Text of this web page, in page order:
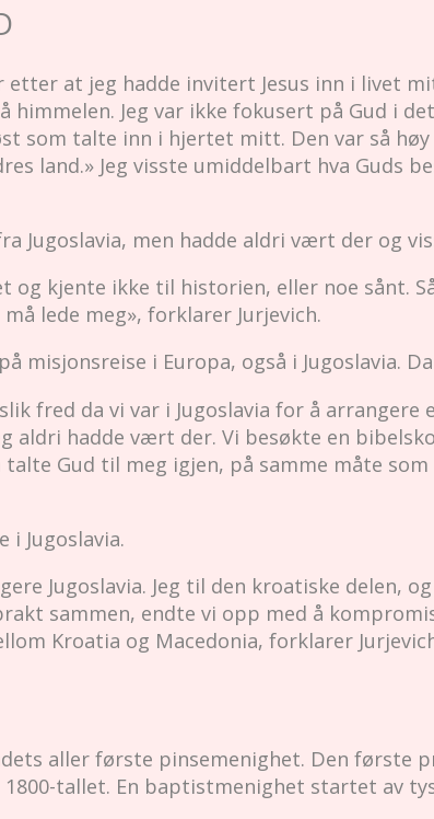
at jeg hadde invitert Jesus inn i livet
himmelen. Jeg var ikke fokusert på Gud i
som talte inn i hjertet mitt. Den var så høy
land.» Jeg visste umiddelbart hva Guds
Jugoslavia, men hadde aldri vært der og
og kjente ikke til historien, eller noe sånt.
lede meg», forklarer Jurjevich.
misjonsreise i Europa, også i Jugoslavia.
fred da vi var i Jugoslavia for å arrangere
aldri hadde vært der. Vi besøkte en
talte Gud til meg igjen, på samme måte
i Jugoslavia.
Jugoslavia. Jeg til den kroatiske delen,
sammen, endte vi opp med å
Kroatia og Macedonia, forklarer
aller første pinsemenighet. Den første
tallet. En baptistmenighet startet av